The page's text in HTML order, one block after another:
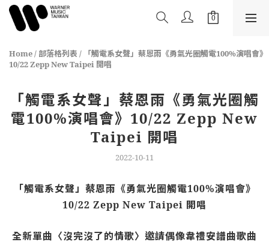
Home/ 部落格列表 /
「觸電系女聲」蔡恩雨《勇氣光圈觸電100%演唱會》
10/22 Zepp New Taipei 開唱
「觸電系女聲」蔡恩雨《勇氣光圈觸
電100%演唱會》10/22 Zepp New
Taipei 開唱
2022-10-11
「觸電系女聲」蔡恩雨《勇氣光圈觸電100%演唱會》
10/22 Zepp New Taipei 開唱
全新單曲〈沒完沒了的情歌〉邀請偶像韋禮安譜曲歌曲